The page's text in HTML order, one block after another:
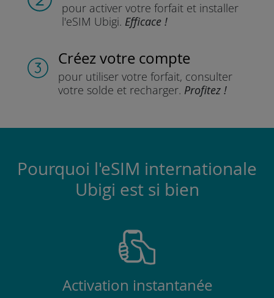
pour activer votre forfaitet installer
l'eSIM Ubigi. Efficace !
Créez votre compte
pour utiliser votre forfait, consulter
votre solde et recharger. Profitez !
Pourquoi l'eSIM internationale
Ubigi est si bien
Activation instantanée